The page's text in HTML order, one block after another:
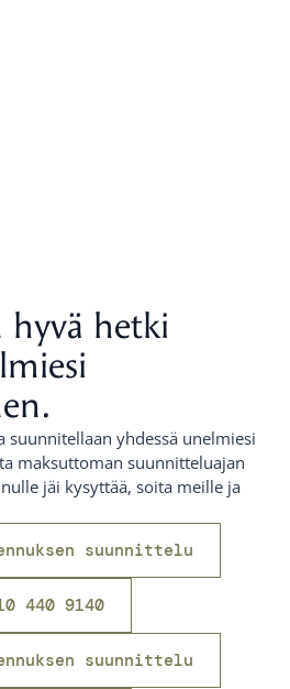
hetki
suunnitellaan yhdessä unelmiesi
maksuttoman suunnitteluajan
jäi kysyttää, soita meille ja
suunnittelu
440 9140
suunnittelu